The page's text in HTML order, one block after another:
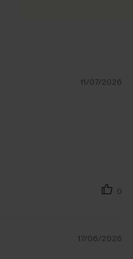
11/07/2026
0
17/06/2026